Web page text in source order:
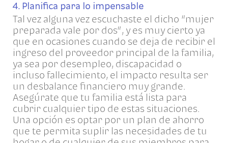
4. Planifica para lo impensable
Tal vez alguna vez escuchaste el dicho “mujer
preparada vale por dos”, y es muy cierto ya
que en ocasiones cuando se deja de recibir el
ingreso del proveedor principal de la familia,
ya sea por desempleo, discapacidad o
incluso fallecimiento, el impacto resulta ser
un desbalance financiero muy grande.
Asegúrate que tu familia está lista para
cubrir cualquier tipo de estas situaciones.
Una opción es optar por un plan de ahorro
que te permita suplir las necesidades de tu